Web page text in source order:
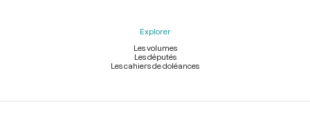
Explorer
Les volumes
Les députés
Les cahiers de doléances